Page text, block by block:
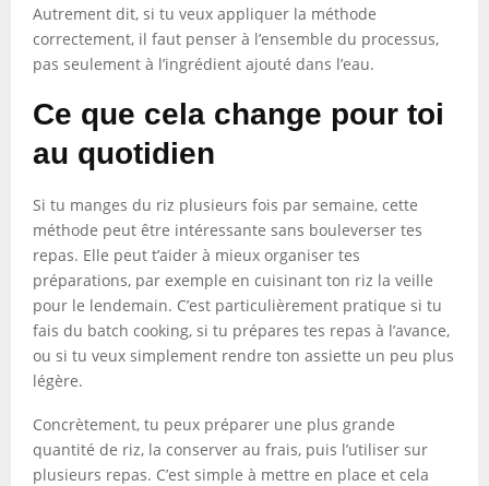
Autrement dit, si tu veux appliquer la méthode
correctement, il faut penser à l’ensemble du processus,
pas seulement à l’ingrédient ajouté dans l’eau.
Ce que cela change pour toi
au quotidien
Si tu manges du riz plusieurs fois par semaine, cette
méthode peut être intéressante sans bouleverser tes
repas. Elle peut t’aider à mieux organiser tes
préparations, par exemple en cuisinant ton riz la veille
pour le lendemain. C’est particulièrement pratique si tu
fais du batch cooking, si tu prépares tes repas à l’avance,
ou si tu veux simplement rendre ton assiette un peu plus
légère.
Concrètement, tu peux préparer une plus grande
quantité de riz, la conserver au frais, puis l’utiliser sur
plusieurs repas. C’est simple à mettre en place et cela